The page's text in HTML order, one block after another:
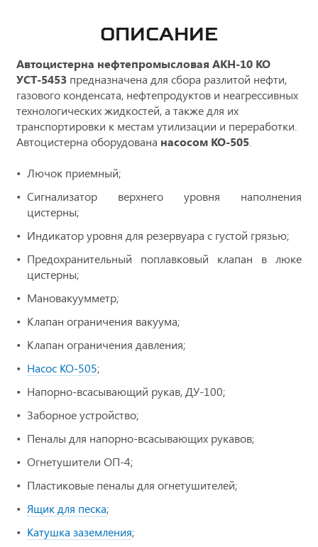
ОПИСАНИЕ
Автоцистерна нефтепромысловая АКН-10 КО
УСТ-5453 предназначена для сбора разлитой нефти,
газового конденсата, нефтепродуктов и неагрессивных
технологических жидкостей, а также для их
транспортировки к местам утилизации и переработки.
Автоцистерна оборудована насосом КО-505
Лючок приемный;
Сигнализатор верхнего уровня наполнения
цистерны;
Индикатор уровня для резервуара с густой грязью;
Предохранительный поплавковый клапан в люке
цистерны;
Мановакуумметр;
Клапан ограничения вакуума;
Клапан ограничения давления;
Насос КО-505;
Напорно-всасывающий рукав, ДУ-100;
Заборное устройство;
Пеналы для напорно-всасывающих рукавов;
Огнетушители ОП-4;
Пластиковые пеналы для огнетушителей;
Ящик для песка;
Катушка заземления;